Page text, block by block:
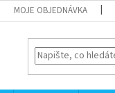
MOJE OBJEDNÁVKA